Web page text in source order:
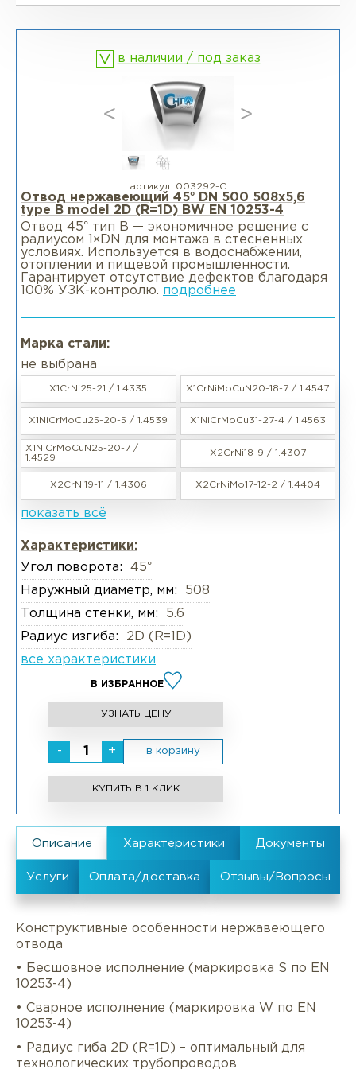
Фланцы раструбные SW
Фланцы свободные LJ
Фланцы воротниковые удлиненные
Фланцы воротниковые WN
в наличии / под заказ
артикул: 003292-С
Отвод нержавеющий 45° DN 500 508x5,6
type B model 2D (R=1D) BW EN 10253-4
Отвод 45° тип В — экономичное решение с
радиусом 1×DN для монтажа в стесненных
условиях. Используется в водоснабжении,
отоплении и пищевой промышленности.
Гарантирует отсутствие дефектов благодаря
100% УЗК-контролю. подробнее
Марка стали:
не выбрана
X1CrNi25-21 / 1.4335 X1CrNiMoCuN20-18-7 / 1.4547
X1NiCrMoCu25-20-5 / 1.4539 X1NiCrMoCu31-27-4 / 1.4563
X1NiCrMoCuN25-20-7 /
1.4529
X2CrNi18-9 / 1.4307
X2CrNi19-11 / 1.4306 X2CrNiMo17-12-2 / 1.4404
показать всё
Характеристики:
Угол поворота:
45°
Наружный диаметр, мм:
508
Толщина стенки, мм:
5.6
Радиус изгиба:
2D (R=1D)
все характеристики
В ИЗБРАННОЕ
УЗНАТЬ ЦЕНУ
- + в корзину
КУПИТЬ В 1 КЛИК
Конструктивные особенности нержавеющего
отвода
• Бесшовное исполнение (маркировка S по EN
10253-4)
• Сварное исполнение (маркировка W по EN
10253-4)
• Радиус гиба 2D (R=1D) – оптимальный для
технологических трубопроводов